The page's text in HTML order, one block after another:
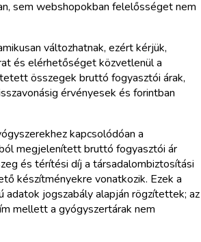
sem webshopokban felelősséget nem
változhatnak, ezért kérjük,
és elérhetőséget közvetlenül a
összegek bruttó fogyasztói árak,
érvényesek és forintban
kapcsolódóan a
megjelenített bruttó fogyasztói ár
és térítési díj a társadalombiztosítási
készítményekre vonatkozik. Ezek a
jogszabály alapján rögzítettek; az
mellett a gyógyszertárak nem